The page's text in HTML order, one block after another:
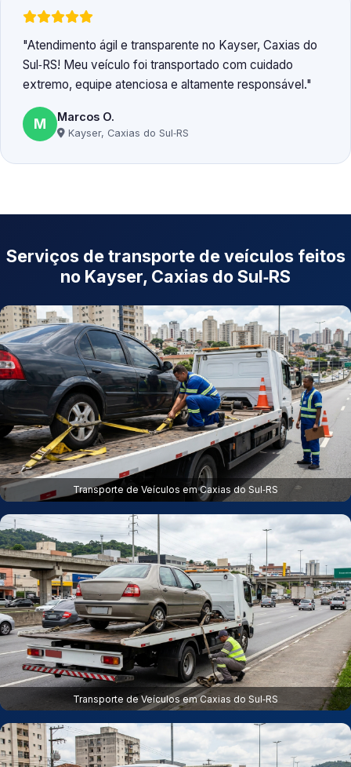
Atendimento ágil e transparente no Kayser, Caxias do
Sul‑RS! Meu veículo foi transportado com cuidado
extremo, equipe atenciosa e altamente responsável.
M Marcos O.
Kayser, Caxias do Sul‑RS
Serviços de transporte de veículos feitos
no Kayser, Caxias do Sul‑RS
Transporte de Veículos em Caxias do Sul‑RS
Transporte de Veículos em Caxias do Sul‑RS